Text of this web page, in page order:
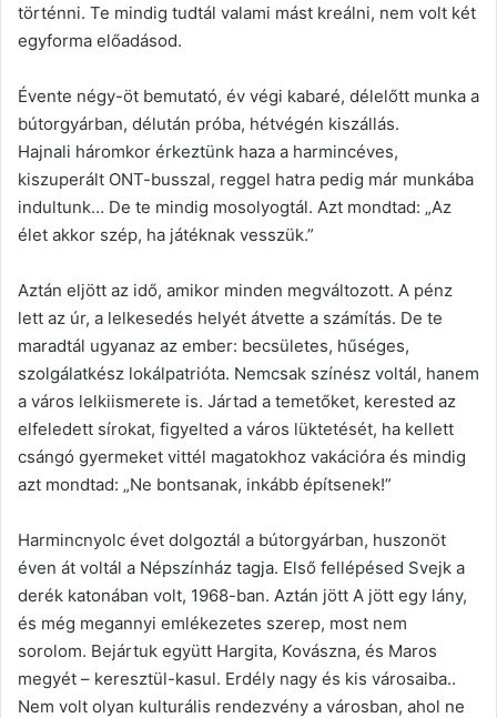
történni. Te mindig tudtál valami mást kreálni, nem volt két
egyforma előadásod.
Évente négy-öt bemutató, év végi kabaré, délelőtt munka a
bútorgyárban, délután próba, hétvégén kiszállás.
Hajnali háromkor érkeztünk haza a harmincéves,
kiszuperált ONT-busszal, reggel hatra pedig már munkába
indultunk… De te mindig mosolyogtál. Azt mondtad: „Az
élet akkor szép, ha játéknak vesszük.”
Aztán eljött az idő, amikor minden megváltozott. A pénz
lett az úr, a lelkesedés helyét átvette a számítás. De te
maradtál ugyanaz az ember: becsületes, hűséges,
szolgálatkész lokálpatrióta. Nemcsak színész voltál, hanem
a város lelkiismerete is. Jártad a temetőket, kerested az
elfeledett sírokat, figyelted a város lüktetését, ha kellett
csángó gyermeket vittél magatokhoz vakációra és mindig
azt mondtad: „Ne bontsanak, inkább építsenek!”
Harmincnyolc évet dolgoztál a bútorgyárban, huszonöt
éven át voltál a Népszínház tagja. Első fellépésed Svejk a
derék katonában volt, 1968-ban. Aztán jött A jött egy lány,
és még megannyi emlékezetes szerep, most nem
sorolom. Bejártuk együtt Hargita, Kovászna, és Maros
megyét – keresztül-kasul. Erdély nagy és kis városaiba..
Nem volt olyan kulturális rendezvény a városban, ahol ne